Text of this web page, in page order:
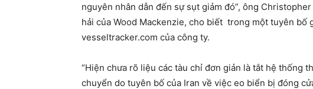
nguyên nhân dẫn đến sự sụt giảm đó”, ông
hải của Wood Mackenzie, cho biết trong một tuyên
vesseltracker.com của công ty.
“Hiện chưa rõ liệu các tàu chỉ đơn giản là tắt hệ thống
chuyển do tuyên bố của Iran về việc eo biển bị đóng